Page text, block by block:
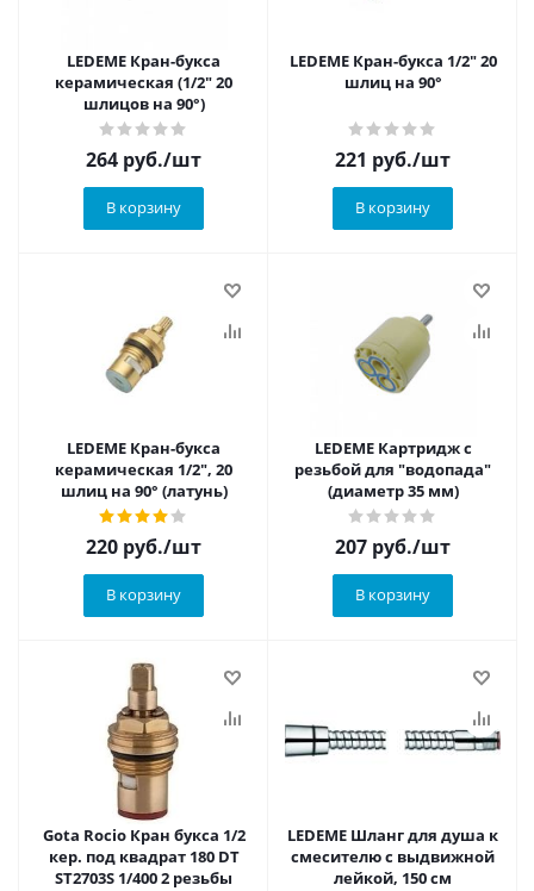
LEDEME Кран-букса
керамическая (1/2" 20
шлицов на 90°)
264 руб./шт
В корзину
LEDEME Кран-букса 1/2" 20
шлиц на 90°
221 руб./шт
В корзину
LEDEME Кран-букса
керамическая 1/2", 20
шлиц на 90° (латунь)
220 руб./шт
В корзину
LEDEME Картридж с
резьбой для "водопада"
(диаметр 35 мм)
207 руб./шт
В корзину
Gota Rocio Кран букса 1/2
кер. под квадрат 180 DT
ST2703S 1/400 2 резьбы
LEDEME Шланг для душа к
смесителю с выдвижной
лейкой, 150 см